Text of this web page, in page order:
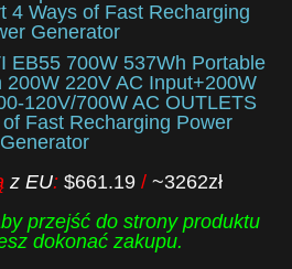
EB55 700W 537Wh Portable
200W 220V AC Input+200W
120V/700W AC OUTLETS
Fast Recharging Power
Generator
z EU:$661.19/~3262zł
przejść do strony produktu
dokonać zakupu.